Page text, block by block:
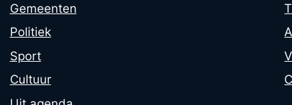
Gemeenten
Politiek
Sport
Cultuur